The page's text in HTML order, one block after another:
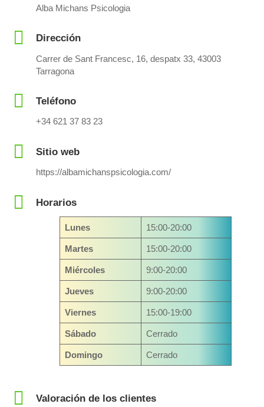
Alba Michans Psicologia
Dirección
Carrer de Sant Francesc, 16, despatx 33, 43003
Tarragona
Teléfono
+34 621 37 83 23
Sitio web
https://albamichanspsicologia.com/
Horarios
Lunes 15:00-20:00
Martes 15:00-20:00
Miércoles 9:00-20:00
Jueves 9:00-20:00
Viernes 15:00-19:00
Sábado Cerrado
Domingo Cerrado
Valoración de los clientes